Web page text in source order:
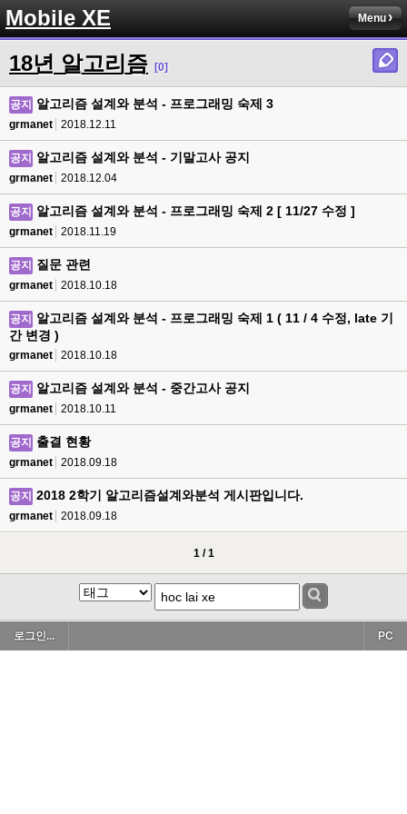
Mobile XE Menu
18년 알고리즘 [0]
공지 알고리즘 설계와 분석 - 프로그래밍 숙제 3
grmanet 2018.12.11
공지 알고리즘 설계와 분석 - 기말고사 공지
grmanet 2018.12.04
공지 알고리즘 설계와 분석 - 프로그래밍 숙제 2 [ 11/27 수정 ]
grmanet 2018.11.19
공지 질문 관련
grmanet 2018.10.18
공지
알고리즘 설계와 분석 - 프로그래밍 숙제 1 ( 11 / 4 수정, late 기
간 변경 )
grmanet 2018.10.18
공지 알고리즘 설계와 분석 - 중간고사 공지
grmanet 2018.10.11
공지 출결 현황
grmanet 2018.09.18
공지 2018 2학기 알고리즘설계와분석 게시판입니다.
grmanet 2018.09.18
1 / 1
로그인... PC